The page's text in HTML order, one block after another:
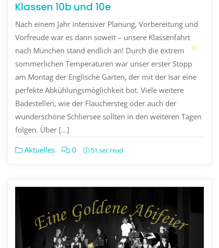
Klassen 10b und 10e
Nach einem Jahr intensiver Planung, Vorbereitung und
Vorfreude war es dann soweit – unsere Klassenfahrt
nach München stand endlich an! Durch die extrem
sommerlichen Temperaturen war unser erster Stopp
am Montag der Englische Garten, der mit der Isar eine
perfekte Abkühlungsmöglichkeit bot. Viele weitere
Badestellen, wie der Flauchersteg oder auch der
wunderschöne Schliersee sollten in den weiteren Tagen
folgen. Über […]
Aktuelles 0 51 sec read